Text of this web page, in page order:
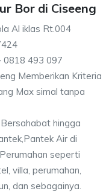
Bor di Ciseeng
Al iklas Rt.004
0818 493 097
Memberikan Kriteria
Max simal tanpa
hingga
Air di
seperti
villa, perumahan,
dan sebagainya.